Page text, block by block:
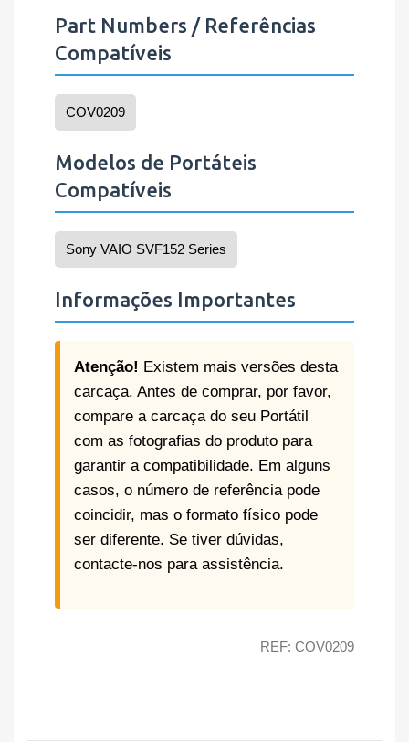
Part Numbers / Referências
Compatíveis
COV0209
Modelos de Portáteis
Compatíveis
Sony VAIO SVF152 Series
Informações Importantes
Atenção! Existem mais versões desta
carcaça. Antes de comprar, por favor,
compare a carcaça do seu Portátil
com as fotografias do produto para
garantir a compatibilidade. Em alguns
casos, o número de referência pode
coincidir, mas o formato físico pode
ser diferente. Se tiver dúvidas,
contacte-nos para assistência.
REF: COV0209